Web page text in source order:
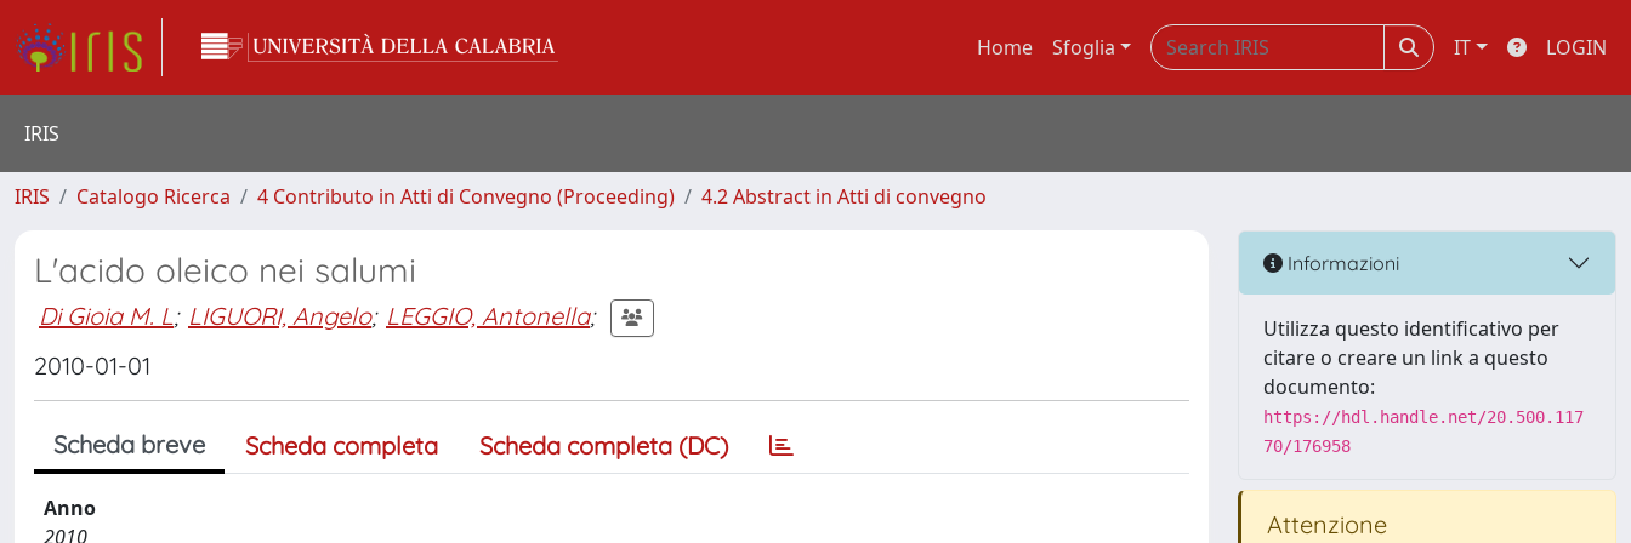
Home Sfoglia IT LOGIN
IRIS
IRIS Catalogo Ricerca 4 Contributo in Atti di Convegno (Proceeding) 4.2 Abstract in Atti di convegno
L'acido oleico nei salumi
Di Gioia M. L; LIGUORI, Angelo; LEGGIO, Antonella;
2010-01-01
Scheda breve Scheda completa Scheda completa (DC)
Anno
2010
Informazioni
Utilizza questo identificativo per
citare o creare un link a questo
documento:
https://hdl.handle.net/20.500.117
70/176958
Attenzione